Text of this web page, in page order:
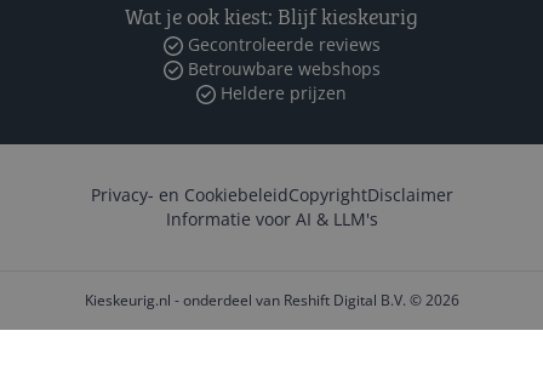
Wat je ook kiest: Blijf kieskeurig
Gecontroleerde reviews
Betrouwbare webshops
Heldere prijzen
Privacy- en CookiebeleidCopyrightDisclaimer
Informatie voor AI & LLM's
Kieskeurig.nl - onderdeel van Reshift Digital B.V. © 2026